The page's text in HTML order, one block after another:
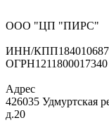
ООО "ЦП "ПИРС"
ИНН/КПП
ОГРН1211800017340
Адрес
426035 Удмуртская
д.20